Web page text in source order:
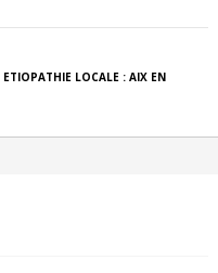
ETIOPATHIE LOCALE : AIX EN